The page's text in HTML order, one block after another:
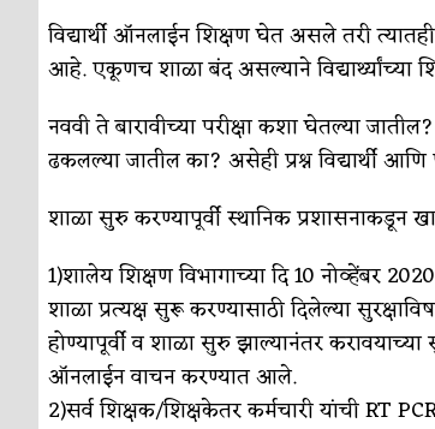
विद्यार्थी ऑनलाईन शिक्षण घेत असले तरी
आहे. एकूणच शाळा बंद असल्याने विद्यार्थ्यांच्या
नववी ते बारावीच्या परीक्षा कशा घेतल्या
ढकलल्या जातील का? असेही प्रश्न विद्यार्थी
शाळा सुरु करण्यापूर्वी स्थानिक
1)शालेय शिक्षण विभागाच्या दि 10 नोव्हेंबर
शाळा प्रत्यक्ष सुरू करण्यासाठी दिलेल्या
होण्यापूर्वी व शाळा सुरु झाल्यानंतर
ऑनलाईन वाचन करण्यात आले.
2)सर्व शिक्षक/शिक्षकेतर कर्मचारी यांची RT